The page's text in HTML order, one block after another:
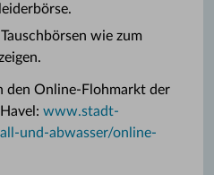
wie zum
den Online-Flohmarkt der
www.stadt-
und-abwasser/online-